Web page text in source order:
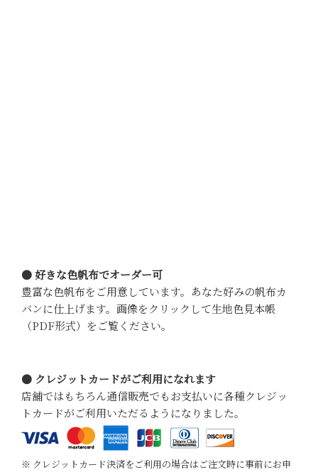
● 好きな色帆布でオーダー可
豊富な色帆布をご用意しています。あなた好みの帆布カ
バンに仕上げます。画像をクリックして生地色見本帳
（PDF形式）をご覧ください。
● クレジットカードがご利用になれます
店舗ではもちろん通信販売でもお支払いに各種クレジッ
トカードがご利用いただるようになりました。
※ クレジットカード決済をご利用の場合はご注文時に事前にお申